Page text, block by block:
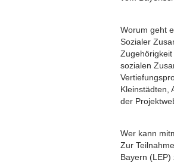
Worum geht
Sozialer
sozialen
Kleinstädten,
der
Wer kann
Zur
Bayern